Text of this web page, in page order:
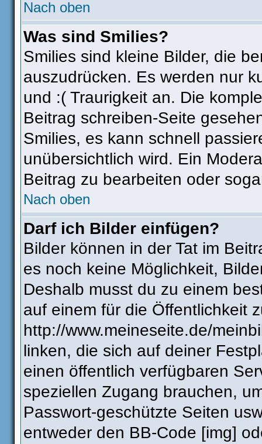
Nach oben
Was sind Smilies?
Smilies sind kleine Bilder, die
auszudrücken. Es werden nur
und :( Traurigkeit an. Die
Beitrag schreiben-Seite
Smilies, es kann schnell
unübersichtlich wird. Ein
Beitrag zu bearbeiten oder
Nach oben
Darf ich Bilder einfügen?
Bilder können in der Tat im
es noch keine Möglichkeit,
Deshalb musst du zu einem
auf einem für die Öffentlichkeit
http://www.meineseite.de/
linken, die sich auf deiner
einen öffentlich verfügbaren
speziellen Zugang brauchen,
Passwort-geschützte Seiten
entweder den BB-Code [img]